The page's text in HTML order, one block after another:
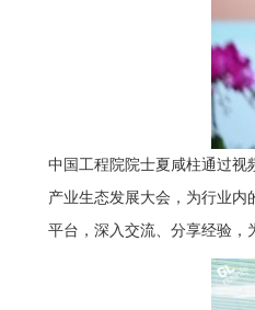
中国工程院院士夏咸柱通过视
产业生态发展大会，为行业
平台，深入交流、分享经验，